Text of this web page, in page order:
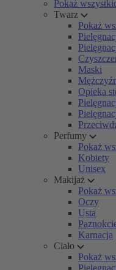
Pokaż
Twarz
Pokaż
Maski
Opieka
Perfumy
Pokaż
Kobiety
Unisex
Makijaż
Pokaż
Oczy
Usta
Karnacja
Ciało
Pokaż